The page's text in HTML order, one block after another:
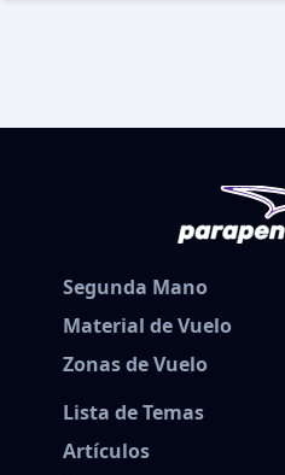
Segunda Mano
Material de Vuelo
Zonas de Vuelo
Lista de Temas
Artículos